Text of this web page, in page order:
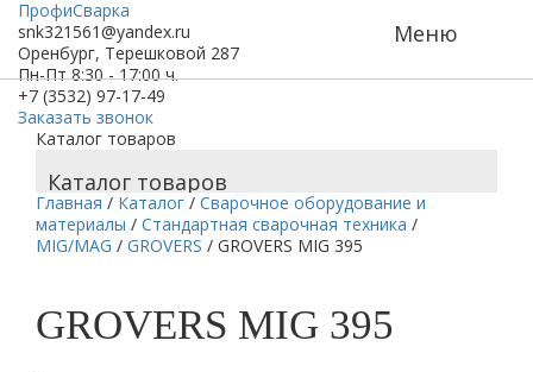
ПрофиСварка
snk321561@yandex.ru
Оренбург, Терешковой 287
Пн-Пт 8:30 - 17:00 ч.
+7 (3532) 97-17-49
Заказать звонок
Меню
Каталог товаров
Каталог товаров
Главная / Каталог / Сварочное оборудование и
материалы / Стандартная сварочная техника /
MIG/MAG / GROVERS / GROVERS MIG 395
GROVERS MIG 395